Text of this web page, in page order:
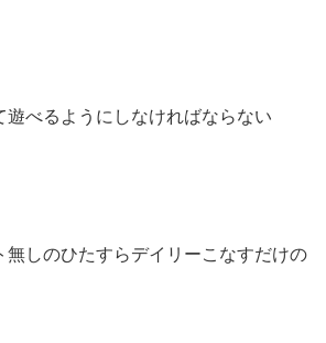
遊べるようにしなければならない
無しのひたすらデイリーこなすだけの